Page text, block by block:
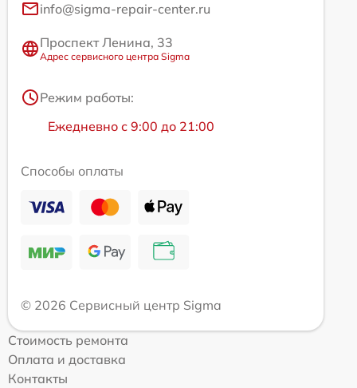
info@sigma-repair-center.ru
Проспект Ленина, 33
Адрес сервисного центра Sigma
Режим работы:
Ежедневно с 9:00 до 21:00
Способы оплаты
© 2026 Сервисный центр Sigma
Стоимость ремонта
Оплата и доставка
Контакты